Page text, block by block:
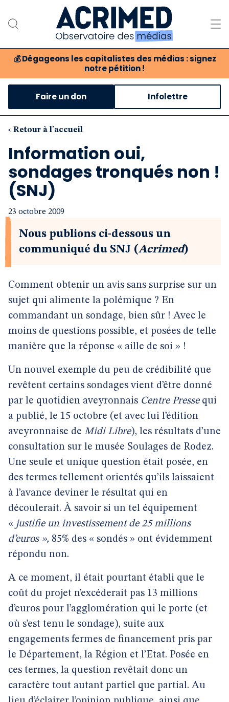
💰 Dégageons les capitalistes des médias : signez
notre pétition !
Notre association
Notre critique des médias
Nos propositions
Notre revue
Boutique
Faire un don Infolettre
‹ Retour à l'accueil
Information oui,
sondages tronqués non !
(SNJ)
23 octobre 2009
Nous publions ci-dessous un
communiqué du SNJ (Acrimed)
Comment obtenir un avis sans surprise sur un
sujet qui alimente la polémique ? En
commandant un sondage, bien sûr ! Avec le
moins de questions possible, et posées de telle
manière que la réponse « aille de soi » !
Un nouvel exemple du peu de crédibilité que
revêtent certains sondages vient d’être donné
par le quotidien aveyronnais Centre Presse qui
a publié, le 15 octobre (et avec lui l’édition
aveyronnaise de Midi Libre), les résultats d’une
consultation sur le musée Soulages de Rodez.
Une seule et unique question était posée, en
des termes tellement orientés qu’ils laissaient
à l’avance deviner le résultat qui en
découlerait. À savoir si un tel équipement
« justifie un investissement de 25 millions
d’euros », 85% des « sondés » ont évidemment
répondu non.
A ce moment, il était pourtant établi que le
coût du projet n’excéderait pas 13 millions
d’euros pour l’agglomération qui le porte (et
où s’est tenu le sondage), suite aux
engagements fermes de financement pris par
le Département, la Région et l’Etat. Posée en
ces termes, la question revêtait donc un
caractère tout autant partiel que partial. Au